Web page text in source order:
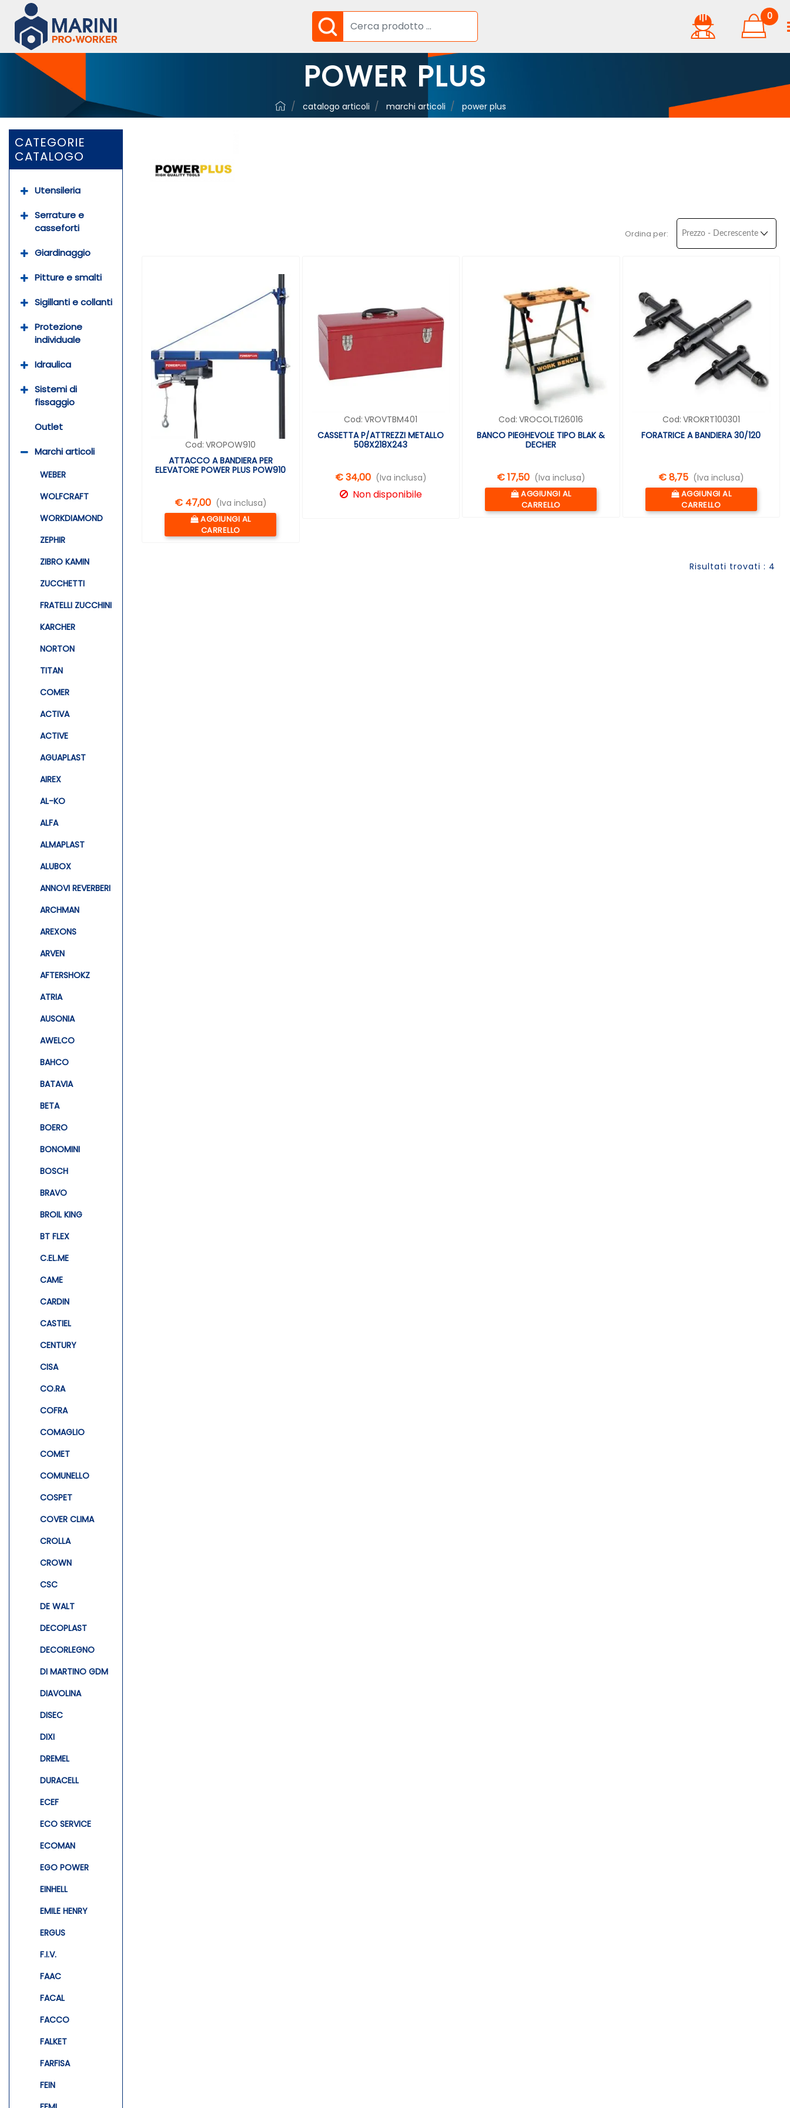
0
POWER PLUS
catalogo articoli marchi articoli power plus
CATEGORIE
CATALOGO
Utensileria
Serrature e
casseforti
Giardinaggio
Pitture e smalti
Sigillanti e collanti
Protezione
individuale
Idraulica
Sistemi di
fissaggio
Outlet
Marchi articoli
WEBER
WOLFCRAFT
WORKDIAMOND
ZEPHIR
ZIBRO KAMIN
ZUCCHETTI
FRATELLI ZUCCHINI
KARCHER
NORTON
TITAN
COMER
ACTIVA
ACTIVE
AGUAPLAST
AIREX
AL-KO
ALFA
ALMAPLAST
ALUBOX
ANNOVI REVERBERI
ARCHMAN
AREXONS
ARVEN
AFTERSHOKZ
ATRIA
AUSONIA
AWELCO
BAHCO
BATAVIA
BETA
BOERO
BONOMINI
BOSCH
BRAVO
BROIL KING
BT FLEX
C.EL.ME
CAME
CARDIN
CASTIEL
CENTURY
CISA
CO.RA
COFRA
COMAGLIO
COMET
COMUNELLO
COSPET
COVER CLIMA
CROLLA
CROWN
CSC
DE WALT
DECOPLAST
DECORLEGNO
DI MARTINO GDM
DIAVOLINA
DISEC
DIXI
DREMEL
DURACELL
ECEF
ECO SERVICE
ECOMAN
EGO POWER
EINHELL
EMILE HENRY
ERGUS
F.I.V.
FAAC
FACAL
FACCO
FALKET
FARFISA
FEIN
Ordina per:
Cod: VROPOW910
ATTACCO A BANDIERA PER
ELEVATORE POWER PLUS POW910
€ 47,00 (Iva inclusa)
Quantità
AGGIUNGI AL
CARRELLO
Cod: VROVTBM401
CASSETTA P/ATTREZZI METALLO
508X218X243
€ 34,00 (Iva inclusa)
Non disponibile
Cod: VROCOLTI26016
BANCO PIEGHEVOLE TIPO BLAK &
DECHER
€ 17,50 (Iva inclusa)
Quantità
AGGIUNGI AL
CARRELLO
Cod: VROKRT100301
FORATRICE A BANDIERA 30/120
€ 8,75 (Iva inclusa)
Quantità
AGGIUNGI AL
CARRELLO
Risultati trovati : 4